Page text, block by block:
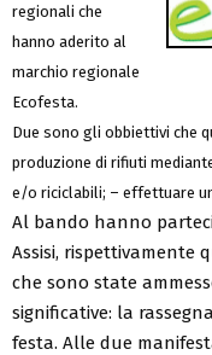
regionali che
hanno aderito al
marchio regionale
Ecofesta.
Due sono gli obbiettivi che
produzione di rifiuti
e/o riciclabili; – effettuare
Al bando hanno
Assisi, rispettivamente
che sono state
significative: la
festa. Alle due